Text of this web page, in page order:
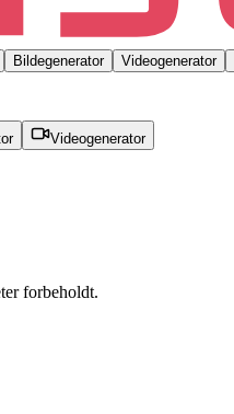
Bildegenerator Videogenerator
Videogenerator
forbeholdt.